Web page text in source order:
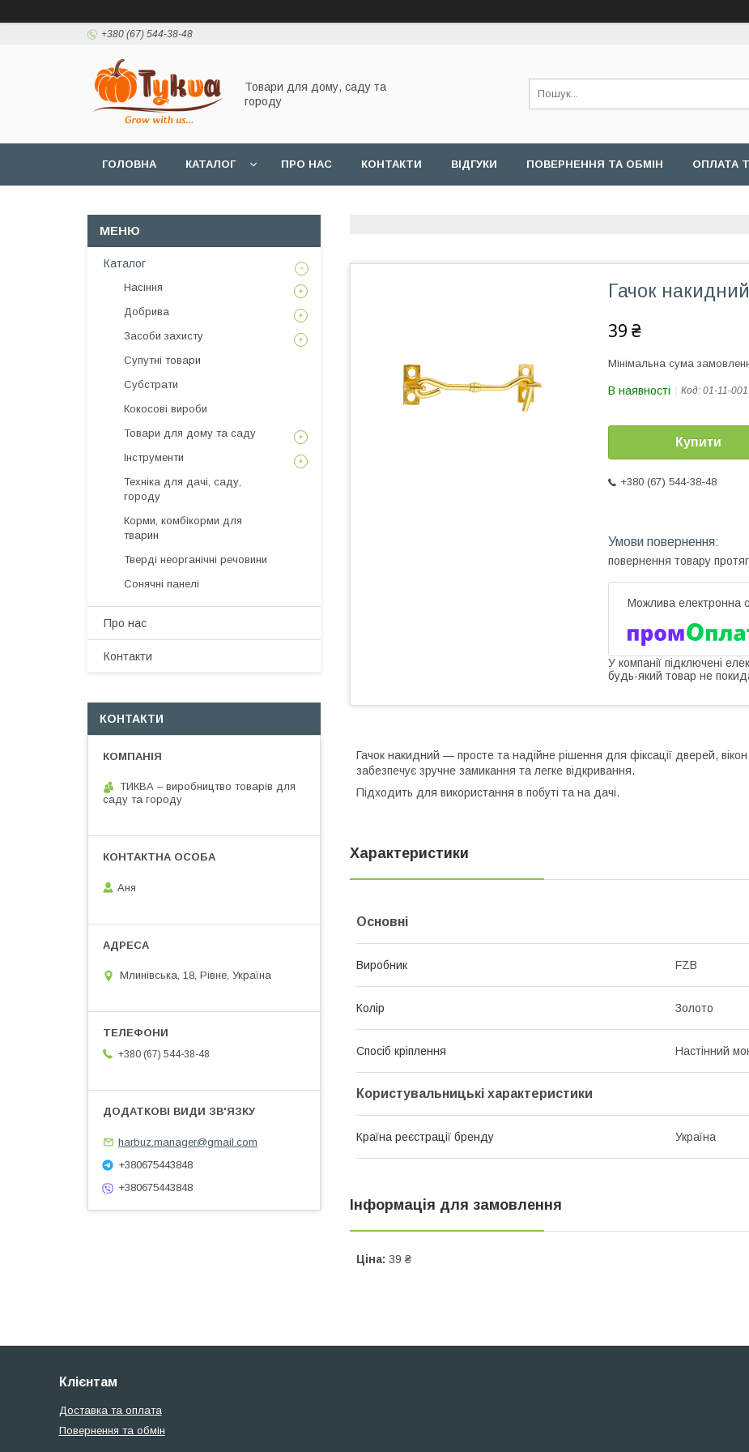
+380 (67) 544-38-48
Товари для дому, саду та
городу
ГОЛОВНА КАТАЛОГ ПРО НАС КОНТАКТИ ВІДГУКИ ПОВЕРНЕННЯ ТА ОБМІН ОПЛАТА
Гачок
39 ₴
Мінімальна сума
В наявності Код: 01-11-001
Купити
+380 (67) 544-38-48
повернення товару
У компанії підключені
будь-який товар не
Гачок накидний — просте та надійне рішення для фіксації дверей,
забезпечує зручне замикання та легке відкривання.
Підходить для використання в побуті та на дачі.
Характеристики
Основні
Виробник FZB
Колір Золото
Спосіб кріплення Настінний
Користувальницькі характеристики
Країна реєстрації бренду Україна
Інформація для замовлення
Ціна: 39 ₴
Каталог
Насіння
Добрива
Засоби захисту
Супутні товари
Субстрати
Кокосові вироби
Товари для дому та саду
Інструменти
Техніка для дачі, саду,
городу
Корми, комбікорми для
тварин
Тверді неорганічні речовини
Сонячні панелі
Про нас
Контакти
КОНТАКТИ
ТИКВА – виробництво товарів для
саду та городу
Аня
Млинівська, 18, Рівне, Україна
+380 (67) 544-38-48
harbuz.manager@gmail.com
+380675443848
+380675443848
Клієнтам
Доставка та оплата
Повернення та обмін